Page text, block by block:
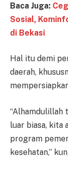
Baca Juga:
Sosial,
di Bekasi
Hal itu demi
daerah,
“Alhamdulillah
luar biasa, kita
program
kesehatan,”